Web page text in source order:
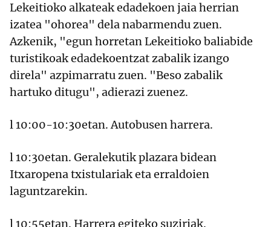
Lekeitioko alkateak edadekoen jaia herrian
izatea "ohorea" dela nabarmendu zuen.
Azkenik, "egun horretan Lekeitioko baliabide
turistikoak edadekoentzat zabalik izango
direla" azpimarratu zuen. "Beso zabalik
hartuko ditugu", adierazi zuenez.
l 10:00-10:30etan. Autobusen harrera.
l 10:30etan. Geralekutik plazara bidean
Itxaropena txistulariak eta erraldoien
laguntzarekin.
l 10:55etan. Harrera egiteko suziriak.